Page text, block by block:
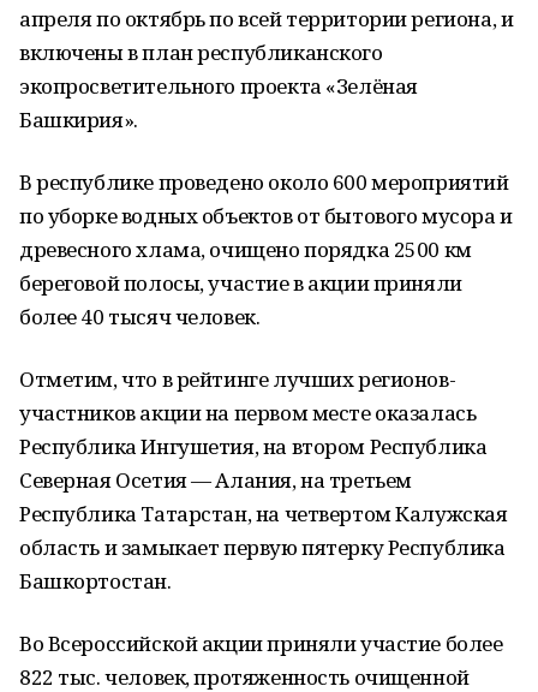
апреля по октябрь по всей территории региона, и
включены в план республиканского
экопросветительного проекта «Зелёная
Башкирия».
В республике проведено около 600 мероприятий
по уборке водных объектов от бытового мусора и
древесного хлама, очищено порядка 2500 км
береговой полосы, участие в акции приняли
более 40 тысяч человек.
Отметим, что в рейтинге лучших регионов-
участников акции на первом месте оказалась
Республика Ингушетия, на втором Республика
Северная Осетия — Алания, на третьем
Республика Татарстан, на четвертом Калужская
область и замыкает первую пятерку Республика
Башкортостан.
Во Всероссийской акции приняли участие более
822 тыс. человек, протяженность очищенной